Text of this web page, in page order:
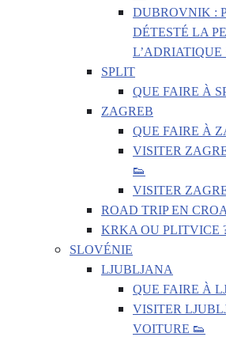
DUBROVNIK :
DÉTESTÉ LA
L’ADRIATIQUE
SPLIT
QUE FAIRE À
ZAGREB
QUE FAIRE À
VISITER
👟
VISITER
ROAD TRIP EN
KRKA OU PLITVICE
SLOVÉNIE
LJUBLJANA
QUE FAIRE À
VISITER
VOITURE 👟